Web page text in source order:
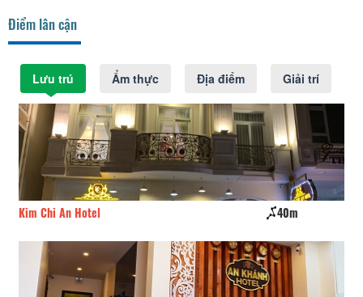
Điểm lân cận
Lưu trú Ẩm thực Địa điểm Giải trí
Kim Chi An Hotel 40m